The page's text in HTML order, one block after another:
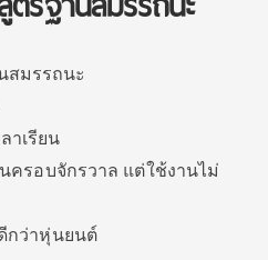
สมรรถนะ
าเรียน
นครอบจักรวาล แต่ใช้งานไม่
กว่าหุ่นยนต์